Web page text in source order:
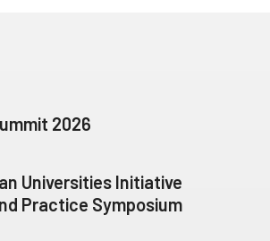
2026
Universities Initiative
Practice Symposium